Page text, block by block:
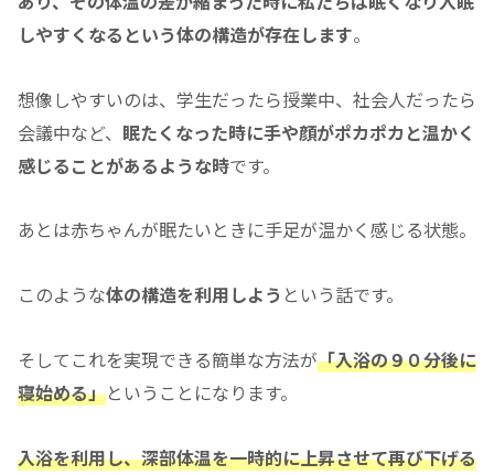
しやすくなるという体の構造が存在します。
想像しやすいのは、学生だったら授業中、社会人だったら
会議中など、 眠たくなった時に手や顔がポカポカと温かく
感じることがあるような時です。
あとは赤ちゃんが眠たいときに手足が温かく感じる状態。
このような体の構造を利用しよう という話です。
そしてこれを実現できる簡単な方法が「入浴の９０分後に
寝始める」ということになります。
入浴を利用し、深部体温を一時的に上昇させて再び下げる